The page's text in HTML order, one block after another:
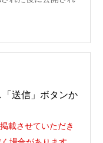
送信」ボタンか
載させていただき